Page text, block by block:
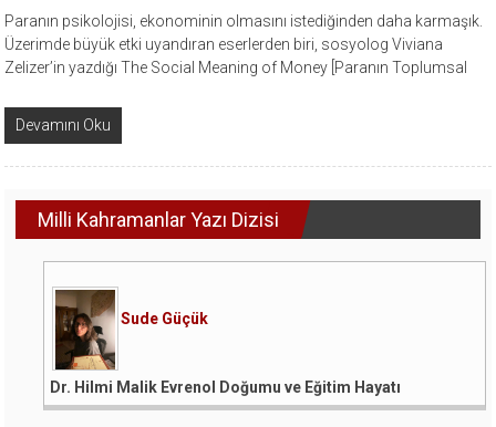
Paranın psikolojisi, ekonominin olmasını istediğinden daha karmaşık.
Üzerimde büyük etki uyandıran eserlerden biri, sosyolog Viviana
Zelizer’in yazdığı The Social Meaning of Money [Paranın Toplumsal
Devamını Oku
Milli Kahramanlar Yazı Dizisi
Sude Güçük
Dr. Hilmi Malik Evrenol Doğumu ve Eğitim Hayatı